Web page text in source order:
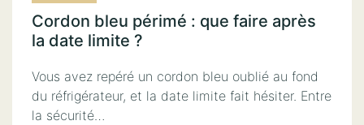
Cordon bleu périmé : que faire après
la date limite ?
Vous avez repéré un cordon bleu oublié au fond
du réfrigérateur, et la date limite fait hésiter. Entre
la sécurité…